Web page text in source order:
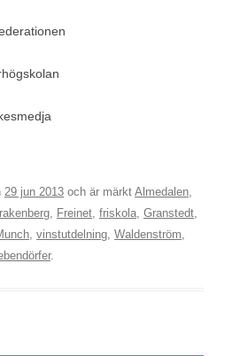
29 jun 2013 och är märkt Almedalen,
, Freinet, friskola, Granstedt,
, vinstutdelning, Waldenström,
.